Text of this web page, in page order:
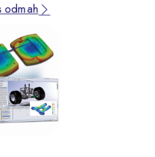
odmah